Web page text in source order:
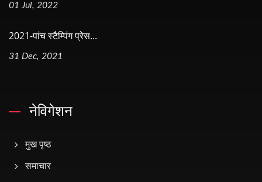
01 Jul, 2022
2021-पांच स्टैम्पिंग प्रेस...
31 Dec, 2021
नेविगेशन
मुख पृष्ठ
समाचार